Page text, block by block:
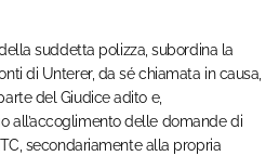
suddetta polizza, subordina la
di Unterer, da sé chiamata in causa,
del Giudice adito e,
all’accoglimento delle domande di
secondariamente alla propria